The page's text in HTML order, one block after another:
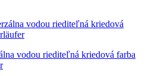
vodou riediteľná kriedová farba